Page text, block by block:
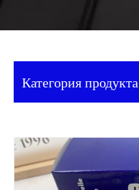
Категория продукта